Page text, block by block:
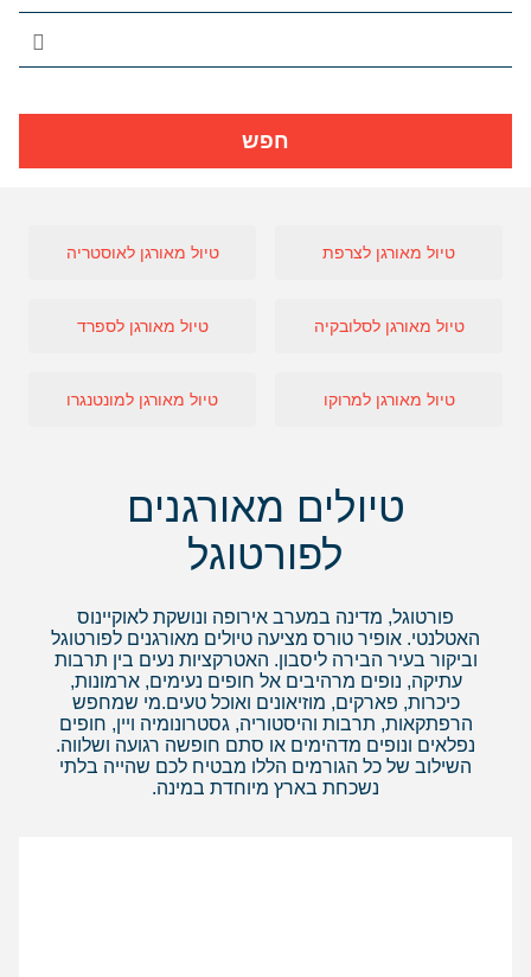
חפש
טיול מאורגן לצרפת טיול מאורגן לאוסטריה
טיול מאורגן לסלובקיה טיול מאורגן לספרד
טיול מאורגן למרוקו טיול מאורגן למונטנגרו
טיולים מאורגנים
לפורטוגל
פורטוגל, מדינה במערב אירופה ונושקת לאוקיינוס
האטלנטי. אופיר טורס מציעה טיולים מאורגנים לפורטוגל
וביקור בעיר הבירה ליסבון. האטרקציות נעים בין תרבות
עתיקה, נופים מרהיבים אל חופים נעימים, ארמונות,
כיכרות, פארקים, מוזיאונים ואוכל טעים.מי שמחפש
הרפתקאות, תרבות והיסטוריה, גסטרונומיה ויין, חופים
נפלאים ונופים מדהימים או סתם חופשה רגועה ושלווה.
השילוב של כל הגורמים הללו מבטיח לכם שהייה בלתי
נשכחת בארץ מיוחדת במינה.